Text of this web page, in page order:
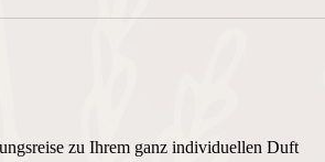
zu Ihrem ganz individuellen Duft